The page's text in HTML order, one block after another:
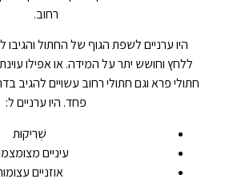
רחוב.
היו ערניים לשפת הגוף של החתול
ללחץ וחושש יתר על המידה. או אפילו
חתולי פרא וגם חתולי רחוב עשויים להגיב
פחד. היו ערניים ל:
שְׁרִיקוּת
עיניים
אוזניים